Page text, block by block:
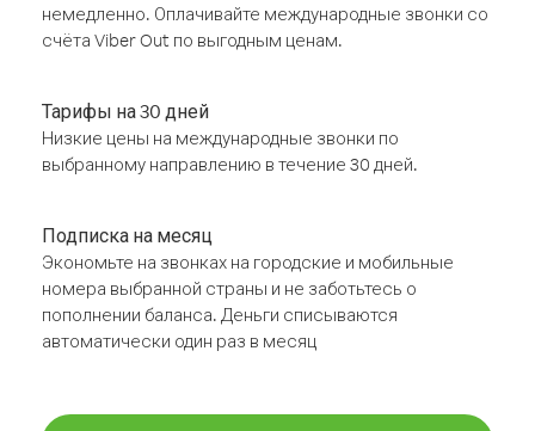
немедленно. Оплачивайте международные звонки со
счёта Viber Out по выгодным ценам.
Тарифы на 30 дней
Низкие цены на международные звонки по
выбранному направлению в течение 30 дней.
Подписка на месяц
Экономьте на звонках на городские и мобильные
номера выбранной страны и не заботьтесь о
пополнении баланса. Деньги списываются
автоматически один раз в месяц